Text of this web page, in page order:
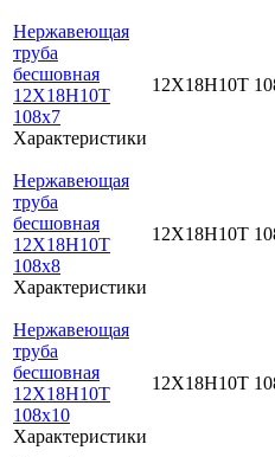
Нержавеющая
труба
бесшовная
12Х18Н10Т
108x7
Характеристики
12Х18Н10Т
Нержавеющая
труба
бесшовная
12Х18Н10Т
108x8
Характеристики
12Х18Н10Т
Нержавеющая
труба
бесшовная
12Х18Н10Т
108x10
Характеристики
12Х18Н10Т